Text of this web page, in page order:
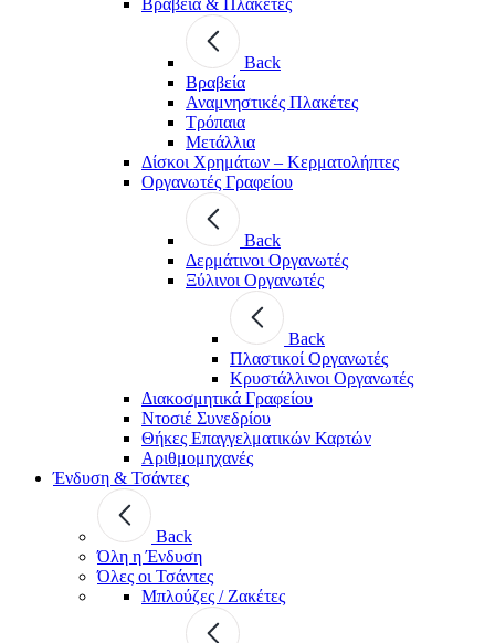
Back
Βραβεία
Αναμνηστικές Πλακέτες
Τρόπαια
Μετάλλια
Δίσκοι Χρημάτων – Κερματολήπτες
Οργανωτές Γραφείου
Back
Δερμάτινοι Οργανωτές
Ξύλινοι Οργανωτές
Back
Πλαστικοί Οργανωτές
Κρυστάλλινοι Οργανωτές
Διακοσμητικά Γραφείου
Ντοσιέ Συνεδρίου
Θήκες Επαγγελματικών Καρτών
Αριθμομηχανές
Ένδυση & Τσάντες
Back
Όλη η Ένδυση
Όλες οι Τσάντες
Μπλούζες / Ζακέτες